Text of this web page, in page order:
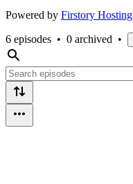
Powered by Firstory Hosting
6 episodes • 0 archived •